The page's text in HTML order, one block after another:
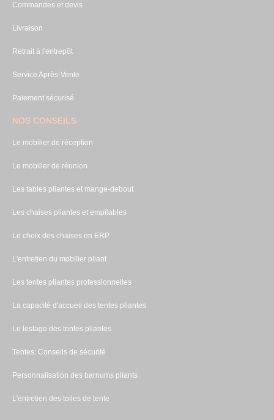
Commandes et devis
Livraison
Retrait à l'entrepôt
Service Après-Vente
Paiement sécurisé
NOS CONSEILS
Le mobilier de réception
Le mobilier de réunion
Les tables pliantes et mange-debout
Les chaises pliantes et empilables
Le choix des chaises en ERP
L'entretien du mobilier pliant
Les tentes pliantes professionnelles
La capacité d'accueil des tentes pliantes
Le lestage des tentes pliantes
Tentes: Conseils de sécurité
Personnalisation des barnums pliants
L'entretien des toiles de tente